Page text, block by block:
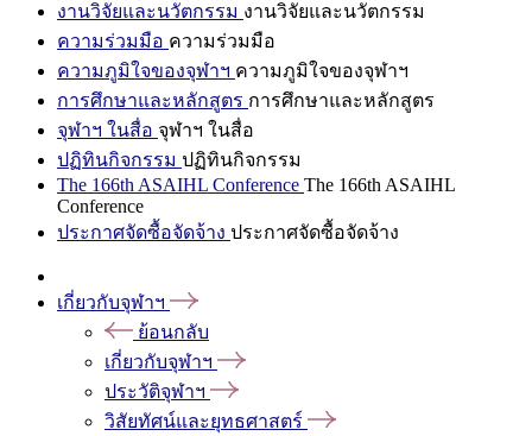
งานวิจัยและนวัตกรรม งานวิจัยและนวัตกรรม
ความร่วมมือ ความร่วมมือ
ความภูมิใจของจุฬาฯ ความภูมิใจของจุฬาฯ
การศึกษาและหลักสูตร การศึกษาและหลักสูตร
จุฬาฯ ในสื่อ จุฬาฯ ในสื่อ
ปฏิทินกิจกรรม ปฏิทินกิจกรรม
The 166th ASAIHL Conference The 166th ASAIHL
Conference
ประกาศจัดซื้อจัดจ้าง ประกาศจัดซื้อจัดจ้าง
เกี่ยวกับจุฬาฯ
ย้อนกลับ
เกี่ยวกับจุฬาฯ
ประวัติจุฬาฯ
วิสัยทัศน์และยุทธศาสตร์